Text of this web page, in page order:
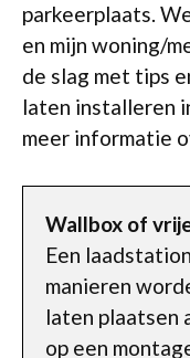
parkeerplaats.
en mijn woning/
de slag met tips
laten installeren
meer informatie
Wallbox of
Een
manieren
laten plaatsen
op een